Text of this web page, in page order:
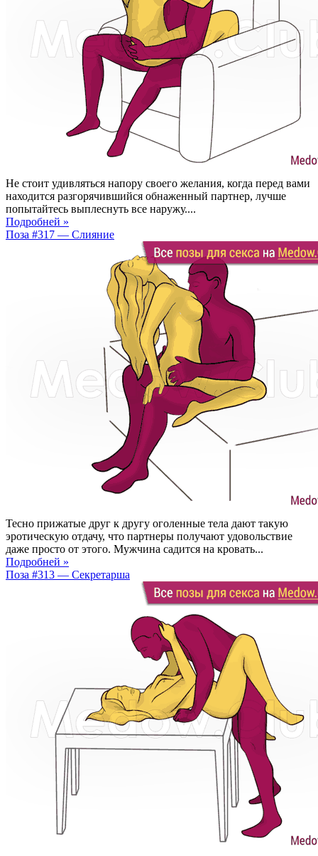
Не стоит удивляться напору своего желания, когда перед вами
находится разгорячившийся обнаженный партнер, лучше
попытайтесь выплеснуть все наружу....
Подробней »
Поза #317 — Слияние
Тесно прижатые друг к другу оголенные тела дают такую
эротическую отдачу, что партнеры получают удовольствие
даже просто от этого. Мужчина садится на кровать...
Подробней »
Поза #313 — Секретарша